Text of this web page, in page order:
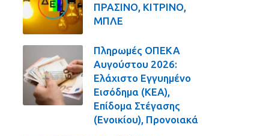
ΠΡΑΣΙΝΟ, ΚΙΤΡΙΝΟ,
ΜΠΛΕ
Πληρωμές ΟΠΕΚΑ
Αυγούστου 2026:
Ελάχιστο Εγγυημένο
Εισόδημα (ΚΕΑ),
Επίδομα Στέγασης
(Ενοικίου), Προνοιακά